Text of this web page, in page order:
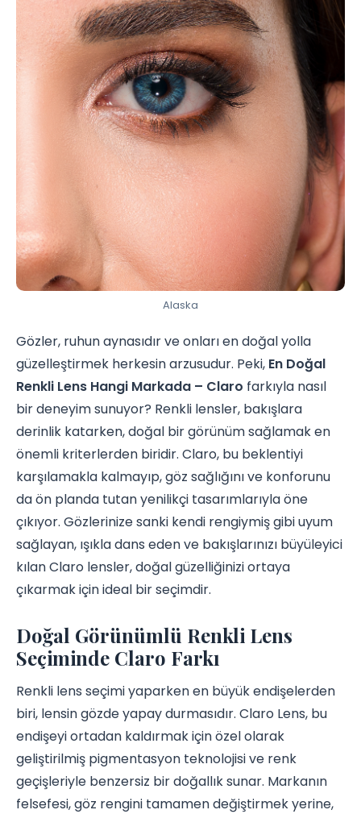
Alaska
Gözler, ruhun aynasıdır ve onları en doğal yolla
güzelleştirmek herkesin arzusudur. Peki, En Doğal
Renkli Lens Hangi Markada – Claro farkıyla nasıl
bir deneyim sunuyor? Renkli lensler, bakışlara
derinlik katarken, doğal bir görünüm sağlamak en
önemli kriterlerden biridir. Claro, bu beklentiyi
karşılamakla kalmayıp, göz sağlığını ve konforunu
da ön planda tutan yenilikçi tasarımlarıyla öne
çıkıyor. Gözlerinize sanki kendi rengiymiş gibi uyum
sağlayan, ışıkla dans eden ve bakışlarınızı büyüleyici
kılan Claro lensler, doğal güzelliğinizi ortaya
çıkarmak için ideal bir seçimdir.
Doğal Görünümlü Renkli Lens
Seçiminde Claro Farkı
Renkli lens seçimi yaparken en büyük endişelerden
biri, lensin gözde yapay durmasıdır. Claro Lens, bu
endişeyi ortadan kaldırmak için özel olarak
geliştirilmiş pigmentasyon teknolojisi ve renk
geçişleriyle benzersiz bir doğallık sunar. Markanın
felsefesi, göz rengini tamamen değiştirmek yerine,